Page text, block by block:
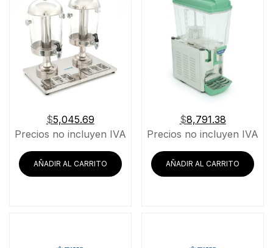
$5,045.69
Precios no incluyen IVA
AÑADIR AL CARRITO
$8,791.38
Precios no incluyen IVA
AÑADIR AL CARRITO